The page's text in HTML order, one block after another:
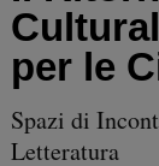
per le
Spazi di
Letteratura